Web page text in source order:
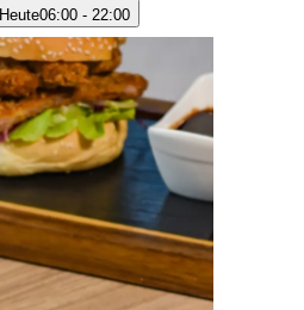
Heute06:00 - 22:00